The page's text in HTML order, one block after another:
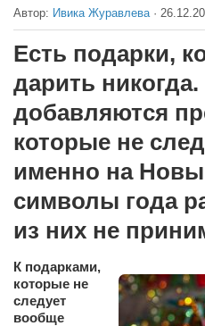
Выборы
Экология
Курьезы
Досье
Автор: Ивика Журавлева ·
Есть подарки,
дарить
добавляются
которые не
именно на
символы года
из них не
К подарками,
которые не
следует
вообще